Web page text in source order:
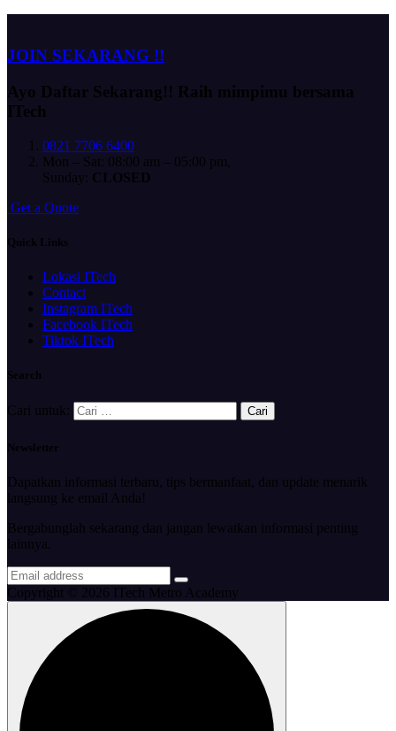
JOIN SEKARANG !!
Ayo Daftar Sekarang!! Raih mimpimu bersama
ITech
0821 7706 6400
Mon – Sat: 08:00 am – 05:00 pm,
Sunday: CLOSED
Get a Quote
Quick Links
Lokasi ITech
Contact
Instagram ITech
Facebook ITech
Tiktok ITech
Search
Cari untuk:
Newsletter
Dapatkan informasi terbaru, tips bermanfaat, dan update menarik
langsung ke email Anda!
Bergabunglah sekarang dan jangan lewatkan informasi penting
lainnya.
Copyright © 2026 ITech Metro Academy